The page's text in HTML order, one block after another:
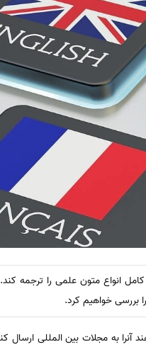
انواع متون علمی را ترجمه
خواهیم کرد.
به مجلات بین المللی ارسال